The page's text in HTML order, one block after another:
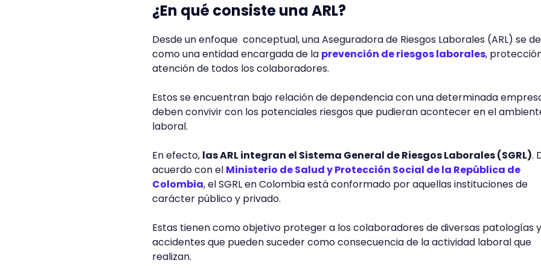
¿En qué consiste una ARL?
Desde un enfoque conceptual, una Aseguradora de Riesgos Laborales (ARL) se
como una entidad encargada de la prevención de riesgos laborales,
atención de todos los colaboradores.
Estos se encuentran bajo relación de dependencia con una determinada
deben convivir con los potenciales riesgos que pudieran acontecer en el
laboral.
En efecto, las ARL integran el Sistema General de Riesgos Laborales (SGRL).
acuerdo con el Ministerio de Salud y Protección Social de la República de
Colombia, el SGRL en Colombia está conformado por aquellas instituciones de
carácter público y privado.
Estas tienen como objetivo proteger a los colaboradores de diversas patologías y
accidentes que pueden suceder como consecuencia de la actividad laboral que
realizan.